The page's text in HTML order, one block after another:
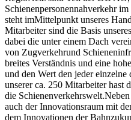
Schienenpersonennahverkehr
steht imMittelpunkt unseres
Mitarbeiter sind die Basis
dabei die unter einem Dach
von Zugverkehrund
breites Verständnis und eine
und den Wert den jeder
unserer ca. 250 Mitarbeiter hast
die
auch der Innovationsraum mit
dem Innovationen der